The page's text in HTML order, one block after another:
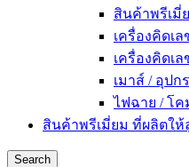
สินค้าพรีเมี่
เครื่องคิดเ
เครื่องคิดเ
เมาส์ / อุปก
ไฟฉาย / โค
สินค้าพรีเมี่ยม ที่ผลิตให้
Search